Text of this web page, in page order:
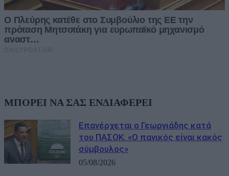
ΜΠΟΡΕΙ ΝΑ ΣΑΣ ΕΝΔΙΑΦΕΡΕΙ
Επανέρχεται ο Γεωργιάδης κατά
του ΠΑΣΟΚ: «Ο πανικός είναι κακός
σύμβουλος»
05/08/2026